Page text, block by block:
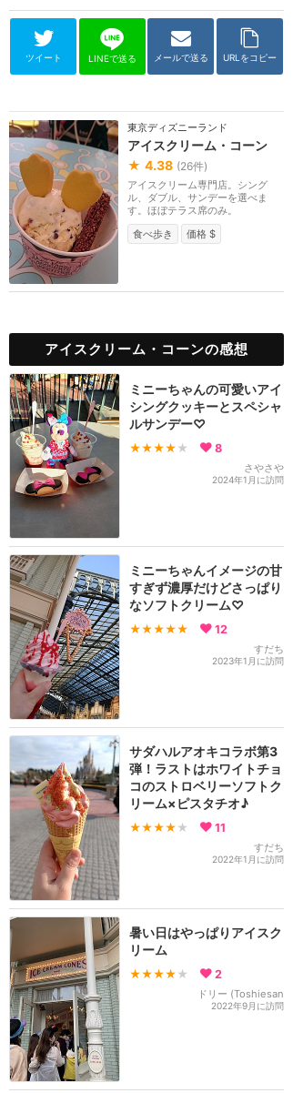
ツイート LINEで送る メールで送る URLをコピー
東京ディズニーランド
アイスクリーム・コーン
★ 4.38 (26件)
アイスクリーム専門店。シング
ル、ダブル、サンデーを選べま
す。ほぼテラス席のみ。
食べ歩き
価格 $
アイスクリーム・コーンの感想
ミニーちゃんの可愛いアイ
シングクッキーとスペシャ
ルサンデー♡
★★★★ ★ 8
さやさや
2024年1月に訪問
ミニーちゃんイメージの甘
すぎず濃厚だけどさっぱり
なソフトクリーム♡
★★★★★ 12
すだち
2023年1月に訪問
サダハルアオキコラボ第3
弾！ラストはホワイトチョ
コのストロベリーソフトク
リーム×ピスタチオ♪
★★★★ ★ 11
すだち
2022年1月に訪問
暑い日はやっぱりアイスク
リーム
★★★★ ★ 2
ドリー (Toshiesan
2022年9月に訪問